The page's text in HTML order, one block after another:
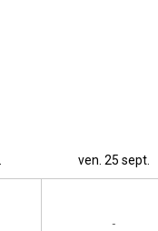
ven. 25 sept.
-